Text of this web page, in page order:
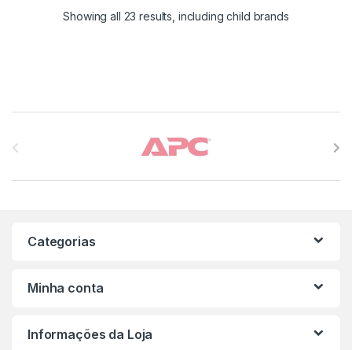
Showing all 23 results, including child brands
Categorias
Minha conta
Informações da Loja